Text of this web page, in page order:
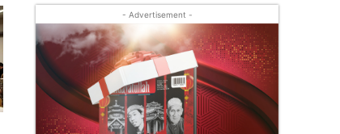
- Advertisement -